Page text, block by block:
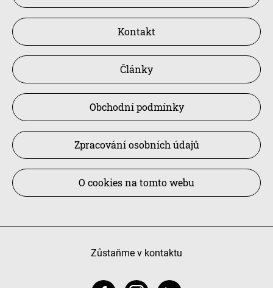
Kontakt
Články
Obchodní podmínky
Zpracování osobních údajů
O cookies na tomto webu
Zůstaňme v kontaktu